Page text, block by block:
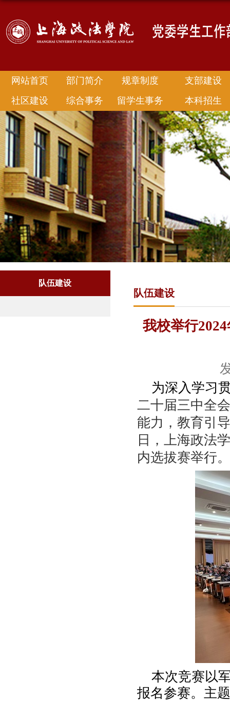
网站首页 部门简介 规章制度
支部建设
社区建设
综合事务 留学生事务 本科招生
队伍建设
队伍建设
我校举行
为深入学习
二十届三中全
能力，教育引
日，上海政法
内选拔赛举行。
本次竞赛以
报名参赛。主